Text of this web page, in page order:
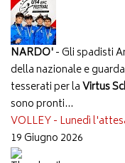
NARDO'- Gli spadisti
della nazionale e
tesserati per laVirtus
sono pronti...
VOLLEY - Lunedì
19 Giugno 2026